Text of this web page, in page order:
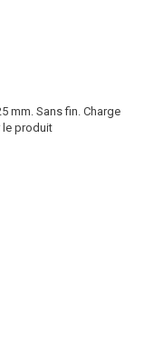
mm. Sans fin. Charge
le produit